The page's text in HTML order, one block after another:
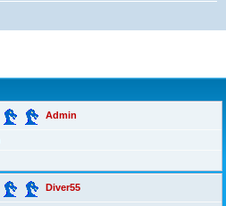
Admin
Diver55